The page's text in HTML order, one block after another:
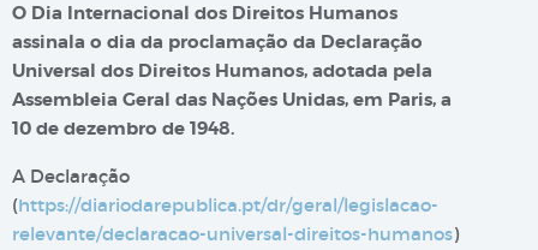
O Dia Internacional dos Direitos Humanos
assinala o dia da proclamação da Declaração
Universal dos Direitos Humanos, adotada pela
Assembleia Geral das Nações Unidas, em Paris, a
10 de dezembro de 1948.
A Declaração
(https://diariodarepublica.pt/dr/geral/legislacao-
relevante/declaracao-universal-direitos-humanos)